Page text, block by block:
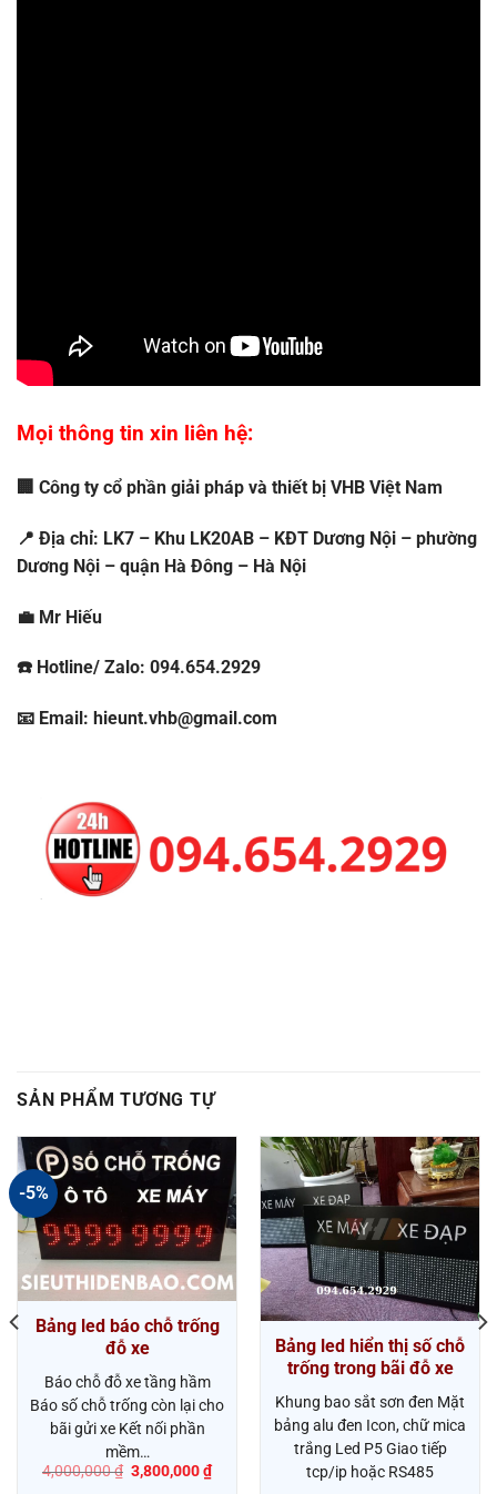
Mọi thông tin xin liên hệ:
🏢 Công ty cổ phần giải pháp và thiết bị VHB Việt Nam
📍 Địa chỉ: LK7 – Khu LK20AB – KĐT Dương Nội – phường
Dương Nội – quận Hà Đông – Hà Nội
💼 Mr Hiếu
☎️ Hotline/ Zalo: 094.654.2929
📧 Email: hieunt.vhb@gmail.com
SẢN PHẨM TƯƠNG TỰ
-5%
Bảng led báo chỗ trống
đỗ xe
Báo chỗ đỗ xe tầng hầm
Báo số chỗ trống còn lại cho
bãi gửi xe Kết nối phần
mềm…
4,000,000₫ Giá
gốc
3,800,000₫Giá
hiện
Bảng led hiển thị số chỗ
trống trong bãi đỗ xe
Khung bao sắt sơn đen Mặt
bảng alu đen Icon, chữ mica
trắng Led P5 Giao tiếp
tcp/ip hoặc RS485